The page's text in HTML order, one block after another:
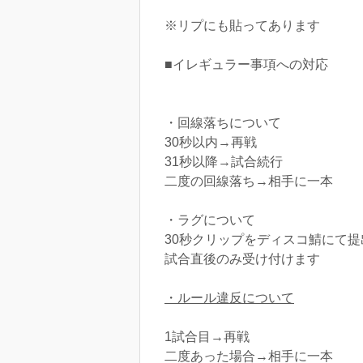
※リプにも貼ってあります
■イレギュラー事項への対応
・回線落ちについて
30秒以内→再戦
31秒以降→試合続行
二度の回線落ち→相手に一本
・ラグについて
30秒クリップをディスコ鯖にて提
試合直後のみ受け付けます
・ルール違反について
1試合目→再戦
二度あった場合→相手に一本